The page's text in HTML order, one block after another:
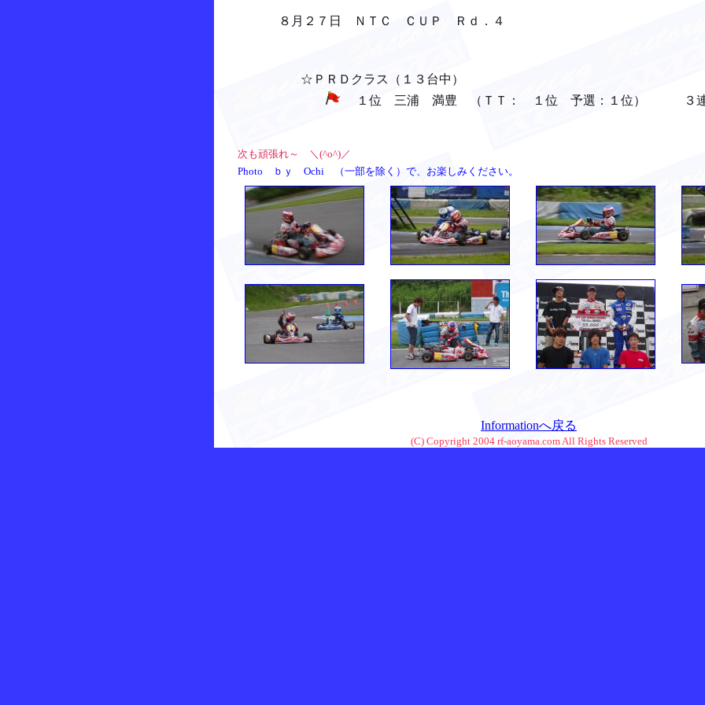
８月２７日 ＮＴＣ ＣＵＰ Ｒｄ．４
☆ＰＲＤクラス（１３台中）
１位 三浦 満豊 （ＴＴ： １位 予選：１位） ３
次も頑張れ～ ＼(^o^)／
Photo ｂｙ Ochi （一部を除く）で、お楽しみください。
Informationへ戻る
(C) Copyright 2004 rf-aoyama.com All Rights Reserved